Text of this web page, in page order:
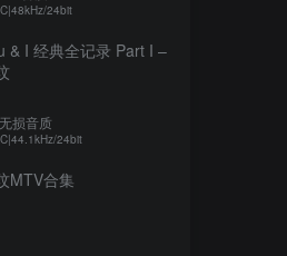
24bit
& I 经典全记录 Part I –
损音质
24bit
MTV合集